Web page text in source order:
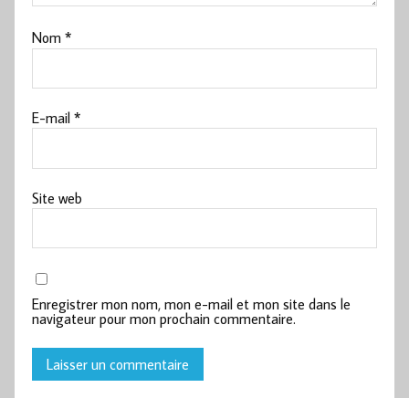
Nom*
E-mail*
Site web
Enregistrer mon nom, mon e-mail et mon site dans le
navigateur pour mon prochain commentaire.